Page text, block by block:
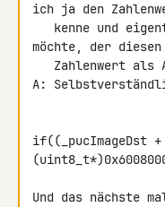
ich ja den
möchte, der diesen
A:
if((_pucImageDst +
Und das nächste